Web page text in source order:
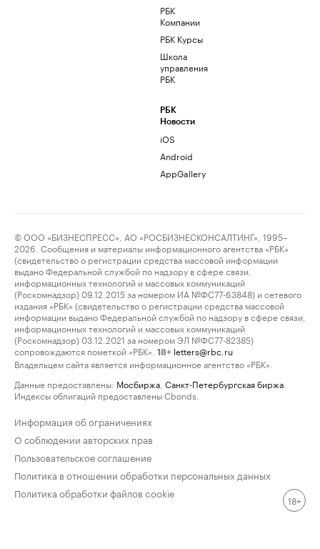
РБК
Компании
РБК Курсы
Школа
управления
РБК
РБК
Новости
iOS
Android
AppGallery
© ООО «БИЗНЕСПРЕСС», АО «РОСБИЗНЕСКОНСАЛТИНГ», 1995–
2026. Сообщения и материалы информационного агентства «РБК»
(свидетельство о регистрации средства массовой информации
выдано Федеральной службой по надзору в сфере связи,
информационных технологий и массовых коммуникаций
(Роскомнадзор) 09.12.2015 за номером ИА №ФС77-63848) и сетевого
издания «РБК» (свидетельство о регистрации средства массовой
информации выдано Федеральной службой по надзору в сфере связи,
информационных технологий и массовых коммуникаций
(Роскомнадзор) 03.12.2021 за номером ЭЛ №ФС77-82385)
сопровождаются пометкой «РБК».
18+ letters@rbc.ru
Владельцем сайта является информационное агентство «РБК».
Данные предоставлены: Мосбиржа Санкт-Петербургская биржа
Индексы облигаций предоставлены Cbonds.
Информация об ограничениях
О соблюдении авторских прав
Пользовательское соглашение
Политика в отношении обработки персональных данных
Политика обработки файлов cookie
18+